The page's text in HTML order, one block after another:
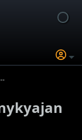
Kulttikirja: